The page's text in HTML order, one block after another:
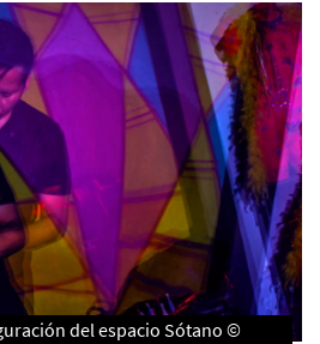
del espacio Sótano ©